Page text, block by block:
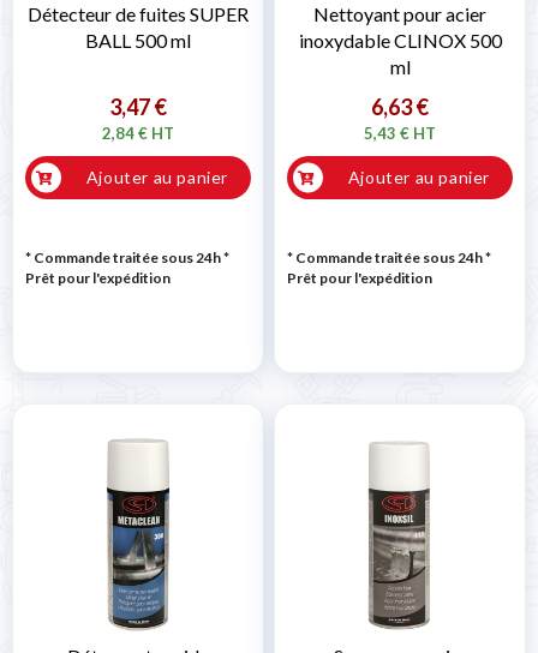
Détecteur de fuites SUPER
BALL 500 ml
3,47 €
2,84 € HT
Ajouter au panier
* Commande traitée sous 24h*
Prêt pour l'expédition
Nettoyant pour acier
inoxydable CLINOX 500
ml
6,63 €
5,43 € HT
Ajouter au panier
* Commande traitée sous 24h*
Prêt pour l'expédition